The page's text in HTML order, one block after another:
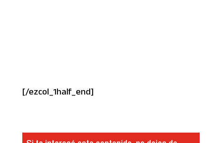
[/ezcol_1half_end]